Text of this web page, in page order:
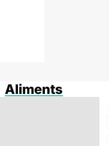
Aliments